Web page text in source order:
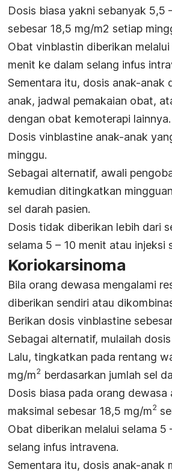
Dosis biasa yakni sebanyak 5,5
sebesar 18,5 mg/m2 setiap
Obat vinblastin diberikan melalui
menit ke dalam selang infus
Sementara itu, dosis anak-anak
anak, jadwal pemakaian obat,
dengan obat kemoterapi lainnya.
Dosis vinblastine anak-anak
minggu.
Sebagai alternatif, awali
kemudian ditingkatkan
sel darah pasien.
Dosis tidak diberikan lebih dari
selama 5 – 10 menit atau
Koriokarsinoma
Bila orang dewasa mengalami
diberikan sendiri atau
Berikan dosis vinblastine
Sebagai alternatif, mulailah
Lalu, tingkatkan pada rentang
mg/m2 berdasarkan jumlah sel
Dosis biasa pada orang dewasa
maksimal sebesar 18,5 mg/m2
Obat diberikan melalui selama 5
selang infus intravena.
Sementara itu, dosis anak-anak